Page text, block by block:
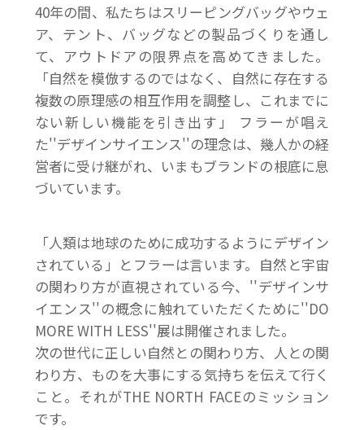
40年の間、私たちはスリーピングバッグやウェ
ア、テント、バッグなどの製品づくりを通し
て、アウトドアの限界点を高めてきました。
「自然を模倣するのではなく、自然に存在する
複数の原理感の相互作用を調整し、これまでに
ない新しい機能を引き出す」 フラーが唱え
た''デザインサイエンス''の理念は、幾人かの経
営者に受け継がれ、いまもブランドの根底に息
づいています。
「人類は地球のために成功するようにデザイン
されている」とフラーは言います。自然と宇宙
の関わり方が直視されている今、''デザインサ
イエンス''の概念に触れていただくために''DO
MORE WITH LESS''展は開催されました。
次の世代に正しい自然との関わり方、人との関
わり方、ものを大事にする気持ちを伝えて行く
こと。それがTHE NORTH FACEのミッション
です。